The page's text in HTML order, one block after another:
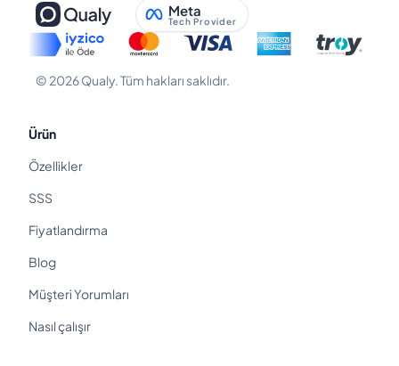
Meta
Tech Provider
© 2026Qualy.Tüm hakları saklıdır.
Ürün
Özellikler
SSS
Fiyatlandırma
Blog
Müşteri Yorumları
Nasıl çalışır